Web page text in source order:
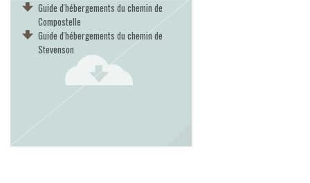
Guide d'hébergements du chemin de
Compostelle
Guide d'hébergements du chemin de
Stevenson